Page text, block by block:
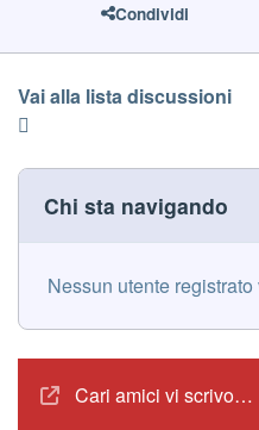
Condividi
Vai alla lista discussioni
Chi sta navigando
Nessun utente
Cari amici vi scrivo…